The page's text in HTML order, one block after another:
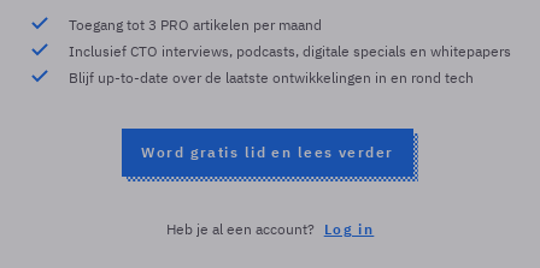
Toegang tot 3 PRO artikelen per maand
Inclusief CTO interviews, podcasts, digitale specials en whitepapers
Blijf up-to-date over de laatste ontwikkelingen in en rond tech
Word gratis lid en lees verder
Heb je al een account? Log in